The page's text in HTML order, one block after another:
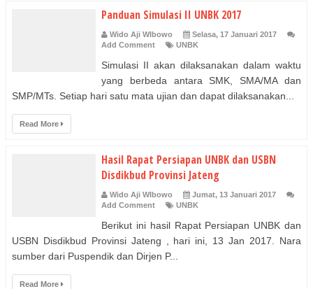
Panduan Simulasi II UNBK 2017
Wido Aji WIbowo
Selasa, 17 Januari 2017
Add Comment
UNBK
Simulasi II akan dilaksanakan dalam waktu
yang berbeda antara SMK, SMA/MA dan
SMP/MTs. Setiap hari satu mata ujian dan dapat dilaksanakan...
Read More
Hasil Rapat Persiapan UNBK dan USBN
Disdikbud Provinsi Jateng
Wido Aji WIbowo
Jumat, 13 Januari 2017
Add Comment
UNBK
Berikut ini hasil Rapat Persiapan UNBK dan
USBN Disdikbud Provinsi Jateng , hari ini, 13 Jan 2017. Nara
sumber dari Puspendik dan Dirjen P...
Read More